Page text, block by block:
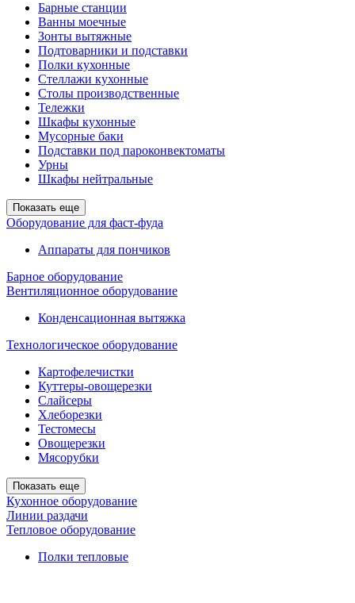
Барные станции
Ванны моечные
Зонты вытяжные
Подтоварники и подставки
Полки кухонные
Стеллажи кухонные
Столы производственные
Тележки
Шкафы кухонные
Мусорные баки
Подставки под пароконвектоматы
Урны
Шкафы нейтральные
Показать еще
Оборудование для фаст-фуда
Аппараты для пончиков
Барное оборудование
Вентиляционное оборудование
Конденсационная вытяжка
Технологическое оборудование
Картофелечистки
Куттеры-овощерезки
Слайсеры
Хлеборезки
Тестомесы
Овощерезки
Мясорубки
Показать еще
Кухонное оборудование
Линии раздачи
Тепловое оборудование
Полки тепловые